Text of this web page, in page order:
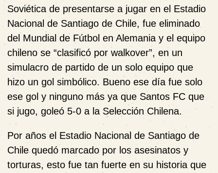
Soviética de presentarse a jugar en el Estadio
Nacional de Santiago de Chile, fue eliminado
del Mundial de Fútbol en Alemania y el equipo
chileno se “clasificó por walkover”, en un
simulacro de partido de un solo equipo que
hizo un gol simbólico. Bueno ese día fue solo
ese gol y ninguno más ya que Santos FC que
si jugo, goleó 5-0 a la Selección Chilena.
Por años el Estadio Nacional de Santiago de
Chile quedó marcado por los asesinatos y
torturas, esto fue tan fuerte en su historia que